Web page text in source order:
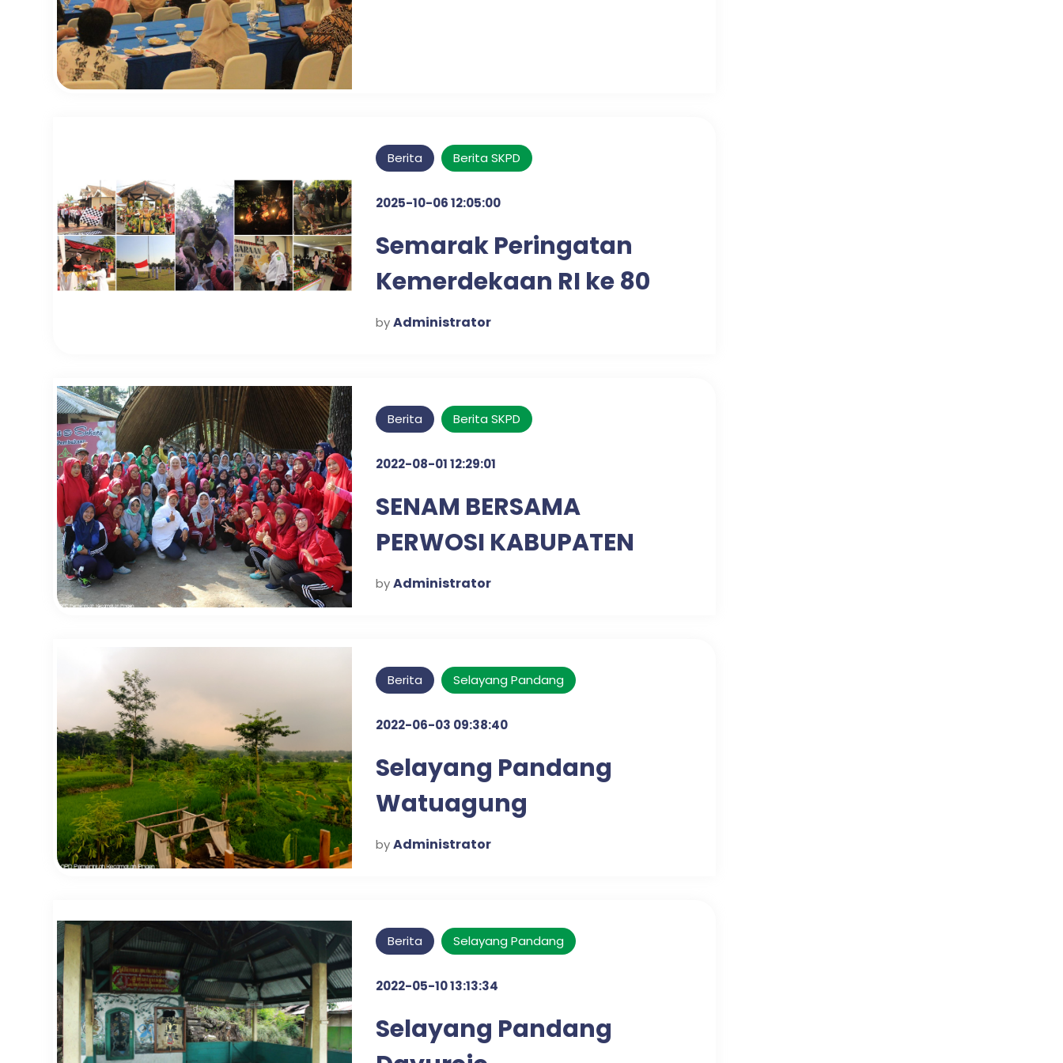
Berita Berita SKPD
2025-10-06 12:05:00
Semarak Peringatan
Kemerdekaan RI ke 80
Kecamatan Prigen
by Administrator
Berita Berita SKPD
2022-08-01 12:29:01
SENAM BERSAMA
PERWOSI KABUPATEN
PASURUAN
by Administrator
Berita Selayang Pandang
2022-06-03 09:38:40
Selayang Pandang
Watuagung
by Administrator
Berita Selayang Pandang
2022-05-10 13:13:34
Selayang Pandang